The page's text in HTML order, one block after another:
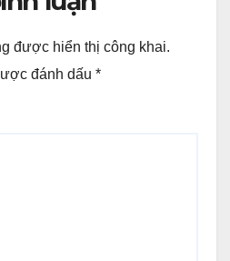
được hiển thị công khai.
đánh dấu *